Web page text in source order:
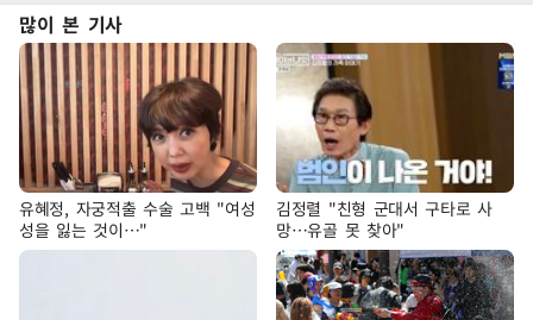
많이 본 기사
유혜정, 자궁적출 수술 고백 "여성
성을 잃는 것이…"
김정렬 "친형 군대서 구타로 사
망…유골 못 찾아"